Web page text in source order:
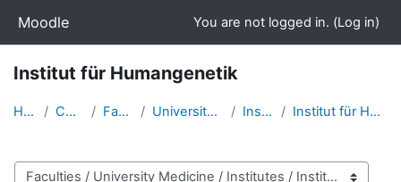
Moodle You are not logged in. (Log in)
Institut für Humangenetik
Home Courses Faculties University Medicine Institutes Institut für Humangenetik